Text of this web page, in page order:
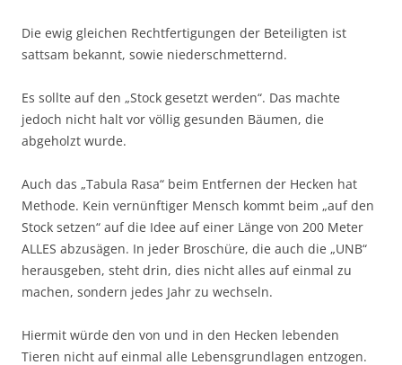
Die ewig gleichen Rechtfertigungen der Beteiligten ist
sattsam bekannt, sowie niederschmetternd.
Es sollte auf den „Stock gesetzt werden“. Das machte
jedoch nicht halt vor völlig gesunden Bäumen, die
abgeholzt wurde.
Auch das „Tabula Rasa“ beim Entfernen der Hecken hat
Methode. Kein vernünftiger Mensch kommt beim „auf den
Stock setzen“ auf die Idee auf einer Länge von 200 Meter
ALLES abzusägen. In jeder Broschüre, die auch die „UNB“
herausgeben, steht drin, dies nicht alles auf einmal zu
machen, sondern jedes Jahr zu wechseln.
Hiermit würde den von und in den Hecken lebenden
Tieren nicht auf einmal alle Lebensgrundlagen entzogen.